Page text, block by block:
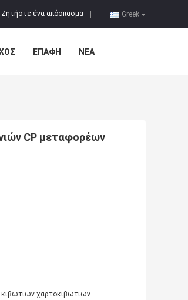
Greek
Ζητήστε ένα απόσπασμα
ΕΠΑΦΉ ΝΈΑ
CP μεταφορέων
χαρτοκιβωτίων